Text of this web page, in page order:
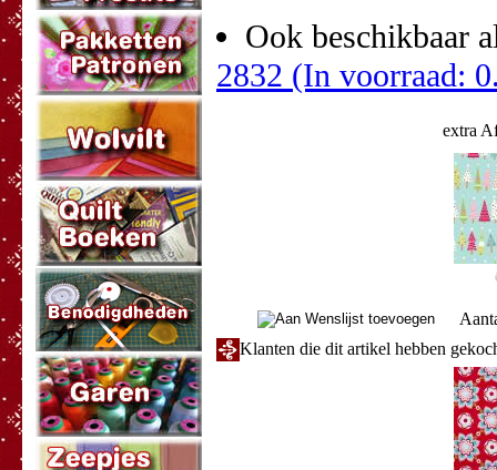
Ook beschikbaar
2832 (In voorraad:
extra
Klanten die dit artikel hebben